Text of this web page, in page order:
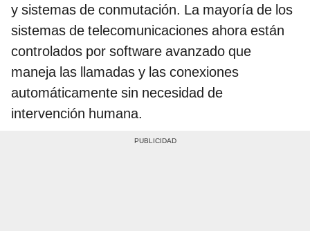
y sistemas de conmutación. La mayoría de los
sistemas de telecomunicaciones ahora están
controlados por software avanzado que
maneja las llamadas y las conexiones
automáticamente sin necesidad de
intervención humana.